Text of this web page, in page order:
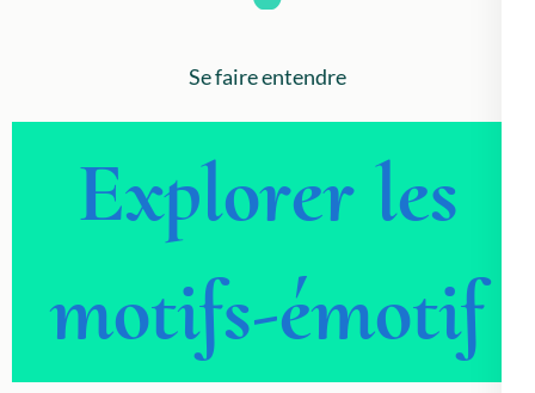
Se faire entendre
Explorer les
motifs-émotif